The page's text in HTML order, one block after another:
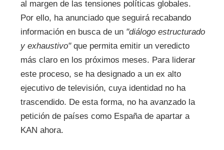
al margen de las tensiones políticas globales.
Por ello, ha anunciado que seguirá recabando
información en busca de un "diálogo estructurado
y exhaustivo"que permita emitir un veredicto
más claro en los próximos meses. Para liderar
este proceso, se ha designado a un ex alto
ejecutivo de televisión, cuya identidad no ha
trascendido. De esta forma, no ha avanzado la
petición de países como España de apartar a
KAN ahora.